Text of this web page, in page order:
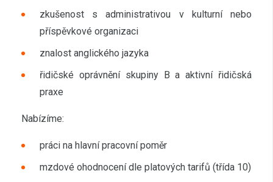
zkušenost s administrativou v kulturní nebo
příspěvkové organizaci
znalost anglického jazyka
řidičské oprávnění skupiny B a aktivní řidičská
praxe
Nabízíme:
práci na hlavní pracovní poměr
mzdové ohodnocení dle platových tarifů (třída 10)